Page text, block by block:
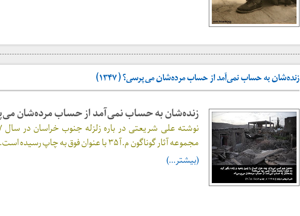
زنده‌شان به حساب نمی‌آمد از حساب مرده‌شان می‌پرسی؟ ( ۱۳۴۷)
زنده‌شان به حساب نمی‌آمد از حساب مرده‌شان
مجموعه آثار گوناگون م.آ ۳۵ با عنوان فوق به چاپ رسیده است.
(بیشتر…)